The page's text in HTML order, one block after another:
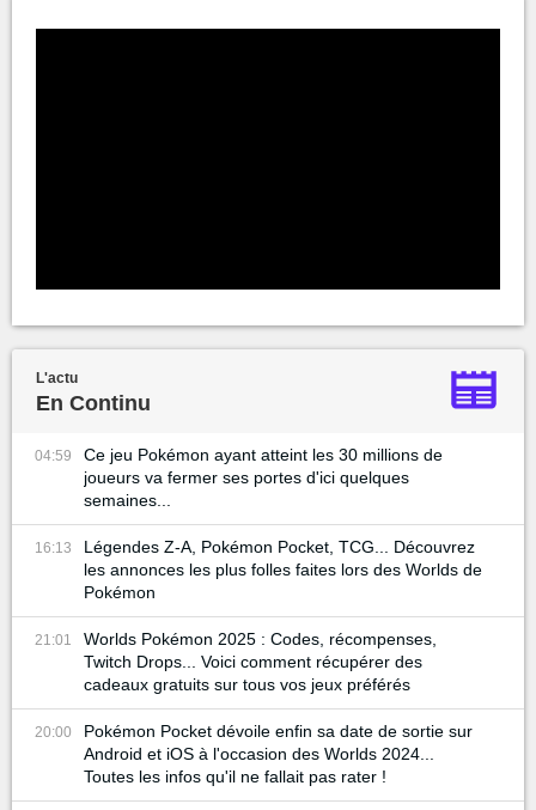
L'actu
En Continu
04:59
Ce jeu Pokémon ayant atteint les 30 millions de
joueurs va fermer ses portes d'ici quelques
semaines...
16:13
Légendes Z-A, Pokémon Pocket, TCG... Découvrez
les annonces les plus folles faites lors des Worlds de
Pokémon
21:01
Worlds Pokémon 2025 : Codes, récompenses,
Twitch Drops... Voici comment récupérer des
cadeaux gratuits sur tous vos jeux préférés
20:00
Pokémon Pocket dévoile enfin sa date de sortie sur
Android et iOS à l'occasion des Worlds 2024...
Toutes les infos qu'il ne fallait pas rater !